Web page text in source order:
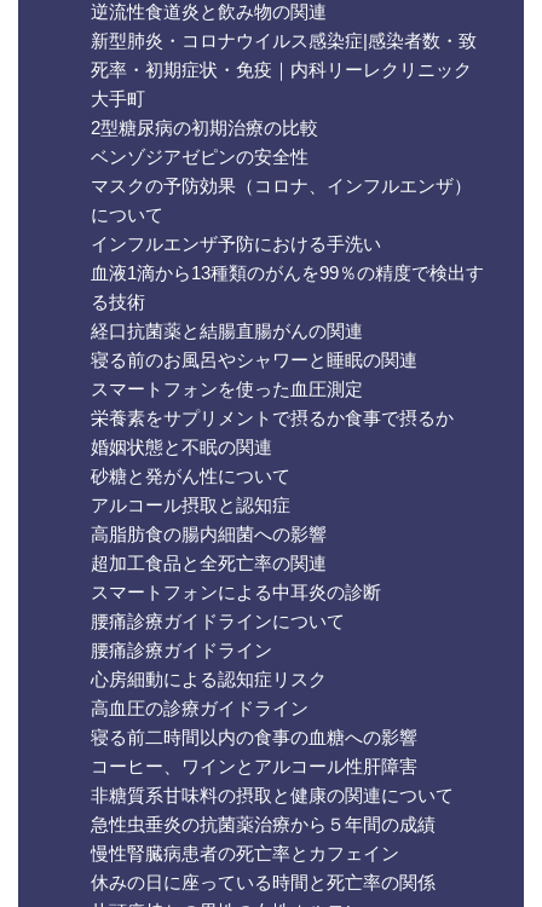
逆流性食道炎と飲み物の関連
新型肺炎・コロナウイルス感染症|感染者数・致
死率・初期症状・免疫｜内科リーレクリニック
大手町
2型糖尿病の初期治療の比較
ベンゾジアゼピンの安全性
マスクの予防効果（コロナ、インフルエンザ）
について
インフルエンザ予防における手洗い
血液1滴から13種類のがんを99％の精度で検出す
る技術
経口抗菌薬と結腸直腸がんの関連
寝る前のお風呂やシャワーと睡眠の関連
スマートフォンを使った血圧測定
栄養素をサプリメントで摂るか食事で摂るか
婚姻状態と不眠の関連
砂糖と発がん性について
アルコール摂取と認知症
高脂肪食の腸内細菌への影響
超加工食品と全死亡率の関連
スマートフォンによる中耳炎の診断
腰痛診療ガイドラインについて
腰痛診療ガイドライン
心房細動による認知症リスク
高血圧の診療ガイドライン
寝る前二時間以内の食事の血糖への影響
コーヒー、ワインとアルコール性肝障害
非糖質系甘味料の摂取と健康の関連について
急性虫垂炎の抗菌薬治療から５年間の成績
慢性腎臓病患者の死亡率とカフェイン
休みの日に座っている時間と死亡率の関係